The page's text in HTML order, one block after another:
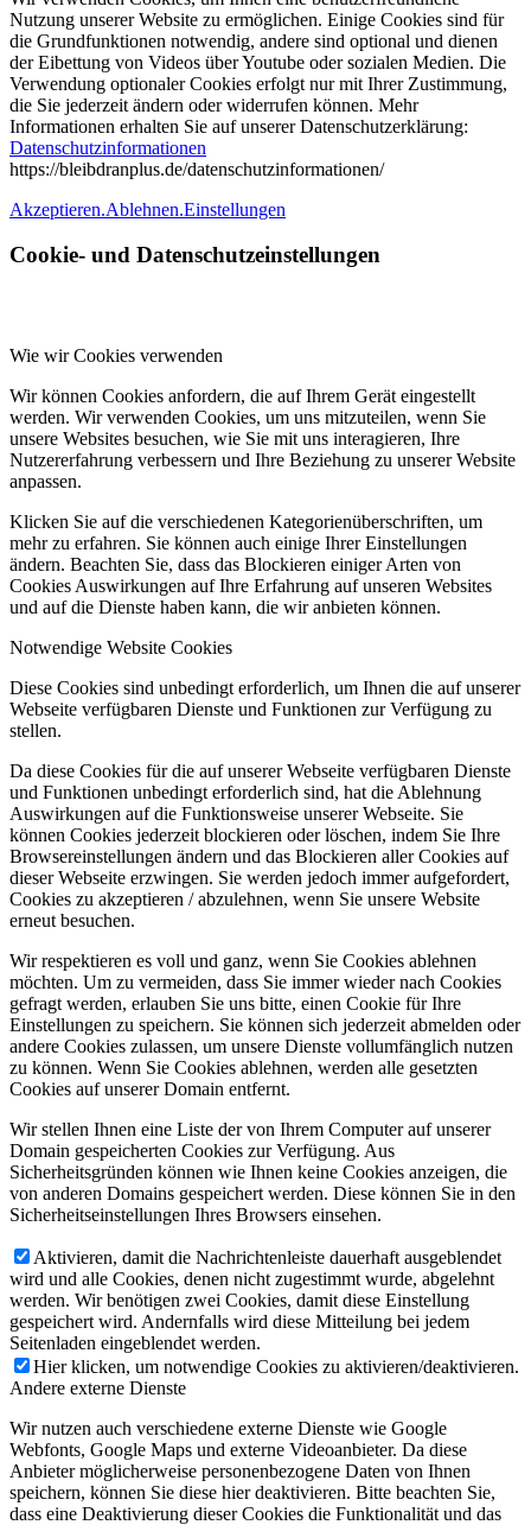
Nutzung unserer Website zu ermöglichen. Einige Cookies sind für
die Grundfunktionen notwendig, andere sind optional und dienen
der Eibettung von Videos über Youtube oder sozialen Medien. Die
Verwendung optionaler Cookies erfolgt nur mit Ihrer Zustimmung,
die Sie jederzeit ändern oder widerrufen können. Mehr
Informationen erhalten Sie auf unserer Datenschutzerklärung:
Datenschutzinformationen
https://bleibdranplus.de/datenschutzinformationen/
Akzeptieren.Ablehnen.Einstellungen
Cookie- und Datenschutzeinstellungen
Wie wir Cookies verwenden
Wir können Cookies anfordern, die auf Ihrem Gerät eingestellt
werden. Wir verwenden Cookies, um uns mitzuteilen, wenn Sie
unsere Websites besuchen, wie Sie mit uns interagieren, Ihre
Nutzererfahrung verbessern und Ihre Beziehung zu unserer Website
anpassen.
Klicken Sie auf die verschiedenen Kategorienüberschriften, um
mehr zu erfahren. Sie können auch einige Ihrer Einstellungen
ändern. Beachten Sie, dass das Blockieren einiger Arten von
Cookies Auswirkungen auf Ihre Erfahrung auf unseren Websites
und auf die Dienste haben kann, die wir anbieten können.
Notwendige Website Cookies
Diese Cookies sind unbedingt erforderlich, um Ihnen die auf unserer
Webseite verfügbaren Dienste und Funktionen zur Verfügung zu
stellen.
Da diese Cookies für die auf unserer Webseite verfügbaren Dienste
und Funktionen unbedingt erforderlich sind, hat die Ablehnung
Auswirkungen auf die Funktionsweise unserer Webseite. Sie
können Cookies jederzeit blockieren oder löschen, indem Sie Ihre
Browsereinstellungen ändern und das Blockieren aller Cookies auf
dieser Webseite erzwingen. Sie werden jedoch immer aufgefordert,
Cookies zu akzeptieren / abzulehnen, wenn Sie unsere Website
erneut besuchen.
Wir respektieren es voll und ganz, wenn Sie Cookies ablehnen
möchten. Um zu vermeiden, dass Sie immer wieder nach Cookies
gefragt werden, erlauben Sie uns bitte, einen Cookie für Ihre
Einstellungen zu speichern. Sie können sich jederzeit abmelden oder
andere Cookies zulassen, um unsere Dienste vollumfänglich nutzen
zu können. Wenn Sie Cookies ablehnen, werden alle gesetzten
Cookies auf unserer Domain entfernt.
Wir stellen Ihnen eine Liste der von Ihrem Computer auf unserer
Domain gespeicherten Cookies zur Verfügung. Aus
Sicherheitsgründen können wie Ihnen keine Cookies anzeigen, die
von anderen Domains gespeichert werden. Diese können Sie in den
Sicherheitseinstellungen Ihres Browsers einsehen.
Aktivieren, damit die Nachrichtenleiste dauerhaft ausgeblendet
wird und alle Cookies, denen nicht zugestimmt wurde, abgelehnt
werden. Wir benötigen zwei Cookies, damit diese Einstellung
gespeichert wird. Andernfalls wird diese Mitteilung bei jedem
Seitenladen eingeblendet werden.
Hier klicken, um notwendige Cookies zu aktivieren/deaktivieren.
Andere externe Dienste
Wir nutzen auch verschiedene externe Dienste wie Google
Webfonts, Google Maps und externe Videoanbieter. Da diese
Anbieter möglicherweise personenbezogene Daten von Ihnen
speichern, können Sie diese hier deaktivieren. Bitte beachten Sie,
dass eine Deaktivierung dieser Cookies die Funktionalität und das